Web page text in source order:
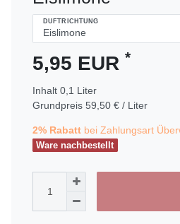
DUFTRICHTUNG
5,95 EUR *
Inhalt 0,1 Liter
Grundpreis 59,50 € / Liter
2% Rabatt bei Zahlungsart
Ware nachbestellt